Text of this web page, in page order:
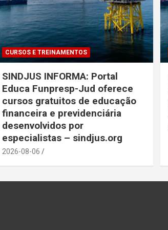
CURSOS E TREINAMENTOS
SINDJUS INFORMA: Portal
Educa Funpresp-Jud oferece
cursos gratuitos de educação
financeira e previdenciária
desenvolvidos por
especialistas – sindjus.org
2026-08-06